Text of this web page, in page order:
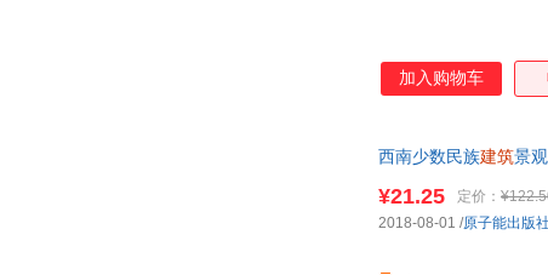
加入购物车
西南少数民族建筑景
¥21.25 定价：
2018-08-01 /原子能出版社